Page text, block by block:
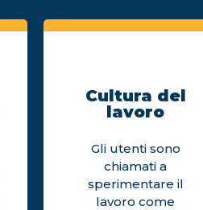
Cultura del
lavoro
Gli utenti sono
chiamati a
sperimentare il
lavoro come